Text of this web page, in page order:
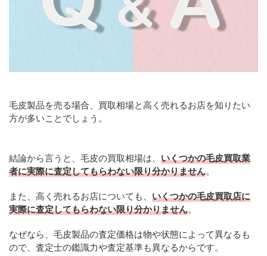
毛皮製品を売る場合、買取相場と高く売れるお店を知りたい
方が多いことでしょう。
結論から言うと、毛皮の買取相場は、 いくつかの毛皮買取業
者に実際に査定してもらわない限り分かりません。
また、高く売れるお店についても、 いくつかの毛皮買取店に
実際に査定してもらわない限り分かりません。
なぜなら、毛皮製品の査定価格は物や状態によって異なるも
ので、査定士の鑑識力や査定基準も異なるからです。